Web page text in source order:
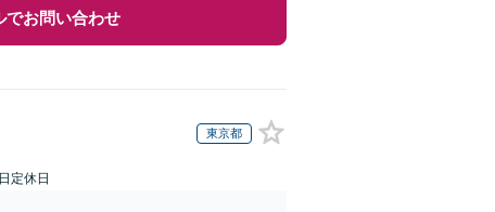
でお問い合わせ
東京都
定休日